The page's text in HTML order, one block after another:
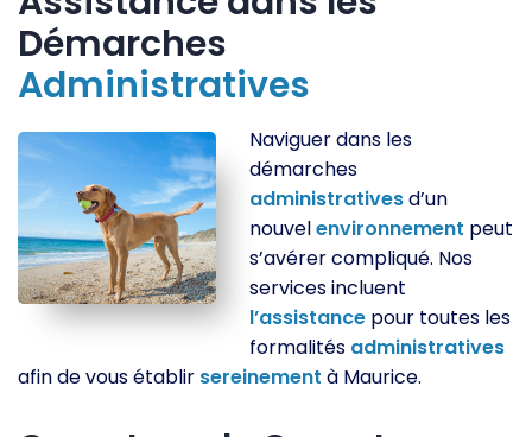
Démarches
Administratives
Naviguer dans les
démarches
administrativesd’un
nouvelenvironnement peut
s’avérer compliqué. Nos
services incluent
l’assistance pour toutes les
formalités administratives
afin de vous établir sereinement à Maurice.